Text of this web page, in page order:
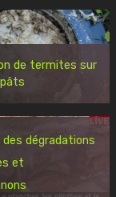
de termites sur
dégradations
et